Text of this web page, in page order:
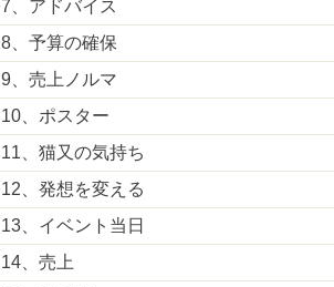
7、アドバイス
8、予算の確保
9、売上ノルマ
10、ポスター
11、猫又の気持ち
12、発想を変える
13、イベント当日
14、売上